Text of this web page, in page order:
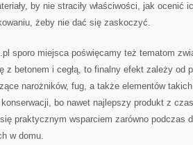
by nie straciły właściwości, jak ocenić
żeby nie dać się zaskoczyć.
sporo miejsca poświęcamy też tematom
z betonem i cegłą, to finalny efekt zależy od
narożników, fug, a także elementów
bo nawet najlepszy produkt z
praktycznym wsparciem zarówno podczas
w domu.